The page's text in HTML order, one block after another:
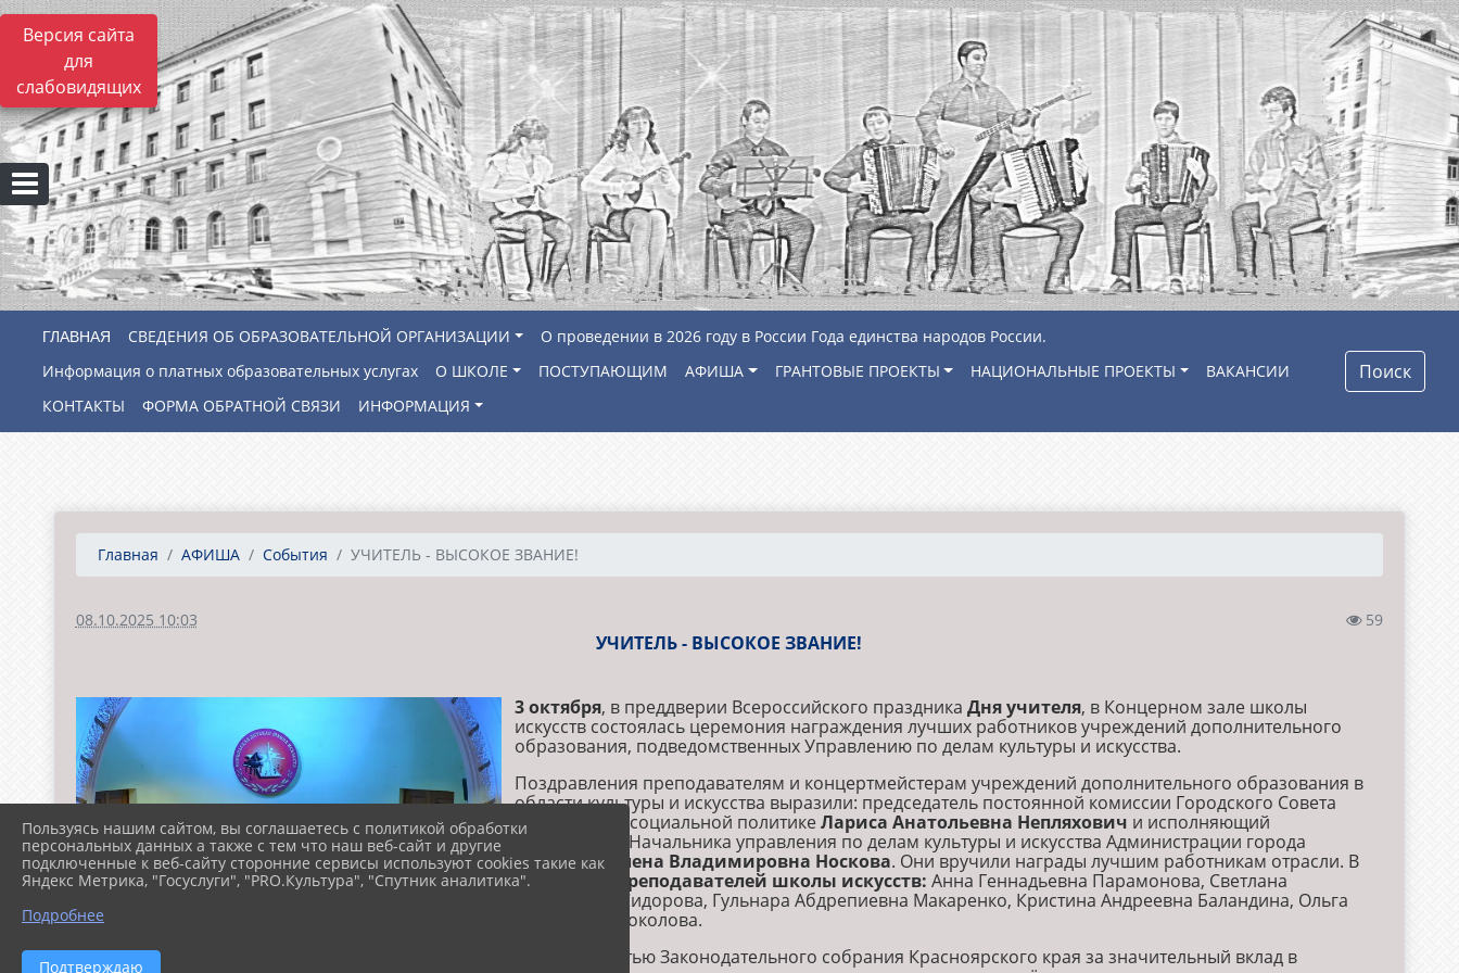
Версия сайта
для
слабовидящих
СВЕДЕНИЯ ОБ ОБРАЗОВАТЕЛЬНОЙ ОРГАНИЗАЦИИ
О проведении в 2026 году в России Года единства народов России.
Информация о платных образовательных услугах
О ШКОЛЕ ПОСТУПАЮЩИМ АФИША ГРАНТОВЫЕ ПРОЕКТЫ НАЦИОНАЛЬНЫЕ ПРОЕКТЫ
ВАКАНСИИ
КОНТАКТЫ
ФОРМА ОБРАТНОЙ СВЯЗИ ИНФОРМАЦИЯ
Поиск
Главная АФИША События УЧИТЕЛЬ - ВЫСОКОЕ ЗВАНИЕ!
08.10.2025 10:03 59
УЧИТЕЛЬ - ВЫСОКОЕ ЗВАНИЕ!
3 октября, в преддверии Всероссийского праздникаДня учителя, в Концерном зале школы
искусств состоялась церемония награждения лучших работников учреждений дополнительного
образования, подведомственных Управлению по делам культуры и искусства.
Поздравления преподавателям и концертмейстерам учреждений дополнительного образования в
области культуры и искусства выразили: председатель постоянной комиссии Городского Совета
депутатов по социальной политикеЛариса Анатольевна Непляхович и исполняющий
обязанности Начальника управления по делам культуры и искусства Администрации города
Норильска
Елена Владимировна Носкова. Они вручили награды лучшим работникам отрасли. В
их числе -
5 преподавателей школы искусств: Анна Геннадьевна Парамонова, Светлана
Викторовна Сидорова, Гульнара Абдрепиевна Макаренко, Кристина Андреевна Баландина, Ольга
Евгеньевна Соколова.
Благодарностью Законодательного собрания Красноярского края за значительный вклад в
Пользуясь нашим сайтом, вы соглашаетесь с политикой обработки
персональных данных а также с тем что наш веб-сайт и другие
подключенные к веб-сайту сторонние сервисы используют cookies такие как
Яндекс Метрика, "Госуслуги", "PRO.Культура", "Спутник аналитика".
Подробнее
Подтверждаю